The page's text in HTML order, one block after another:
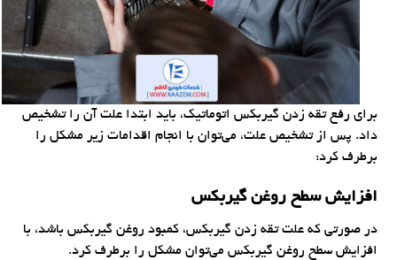
برای رفع تقه زدن گیربکس اتوماتیک، باید ابتدا علت آن را تشخیص
داد. پس از تشخیص علت، می‌توان با انجام اقدامات زیر مشکل را
برطرف کرد:
افزایش سطح روغن گیربکس
در صورتی که علت تقه زدن گیربکس، کمبود روغن گیربکس باشد، با
افزایش سطح روغن گیربکس می‌توان مشکل را برطرف کرد.